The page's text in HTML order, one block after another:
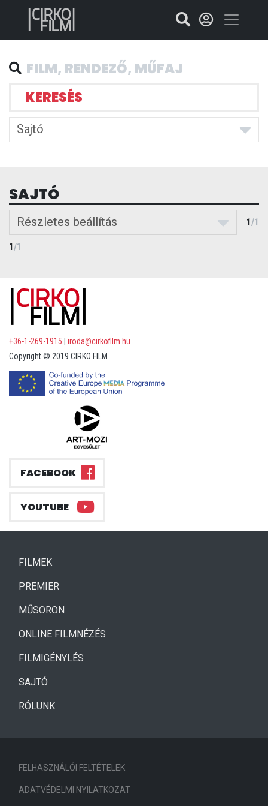
KERESÉS
Sajtó
SAJTÓ
Részletes beállítás 1/1
1/1
+36-1-269-1915
iroda@cirkofilm.hu
Copyright © 2019 CIRKO FILM
FACEBOOK
YOUTUBE
FILMEK(CURRENT)
PREMIER
MŰSORON
ONLINE FILMNÉZÉS
FILMIGÉNYLÉS
SAJTÓ
RÓLUNK
FELHASZNÁLÓI FELTÉTELEK
ADATVÉDELMI NYILATKOZAT